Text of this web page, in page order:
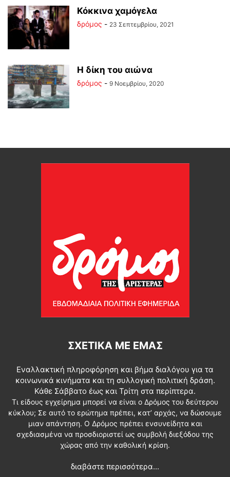
Κόκκινα χαμόγελα
δρόμος - 23 Σεπτεμβρίου, 2021
Η δίκη του αιώνα
δρόμος - 9 Νοεμβρίου, 2020
ΣΧΕΤΙΚΆ ΜΕ ΕΜΆΣ
Εναλλακτική πληροφόρηση και βήμα διαλόγου για τα
κοινωνικά κινήματα και τη συλλογική πολιτική δράση.
Κάθε Σάββατο έως και Τρίτη στα περίπτερα.
Τι είδους εγχείρημα μπορεί να είναι ο Δρόμος του δεύτερου
κύκλου; Σε αυτό το ερώτημα πρέπει, κατ’ αρχάς, να δώσουμε
μιαν απάντηση. Ο Δρόμος πρέπει ενσυνείδητα και
σχεδιασμένα να προσδιοριστεί ως συμβολή διεξόδου της
χώρας από την καθολική κρίση.
διαβάστε περισσότερα...